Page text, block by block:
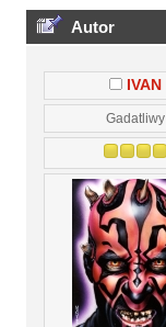
Autor
IVAN
Gadatliwy